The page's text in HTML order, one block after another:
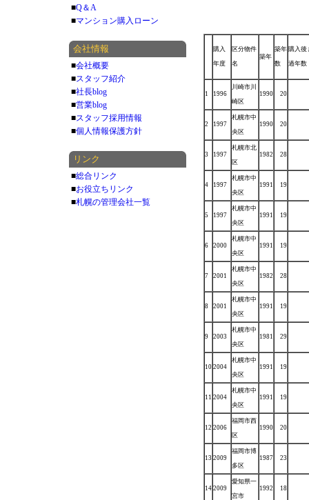
購入
年度
区分物件
名
築年
築年
数
購入後
過年数
1 1996
川崎市川
崎区
1990 20
2 1997
札幌市中
央区
1990 20
3 1997
札幌市北
区
1982 28
4 1997
札幌市中
央区
1991 19
5 1997
札幌市中
央区
1991 19
6 2000
札幌市中
央区
1991 19
7 2001
札幌市中
央区
1982 28
8 2001
札幌市中
央区
1991 19
9 2003
札幌市中
央区
1981 29
10 2004
札幌市中
央区
1991 19
11 2004
札幌市中
央区
1991 19
12 2006
福岡市西
区
1990 20
13 2009
福岡市博
多区
1987 23
14 2009
愛知県一
宮市
1992 18
■Q＆A
■マンション購入ローン
会社情報
■会社概要
■スタッフ紹介
■社長blog
■営業blog
■スタッフ採用情報
■個人情報保護方針
リンク
■総合リンク
■お役立ちリンク
■札幌の管理会社一覧